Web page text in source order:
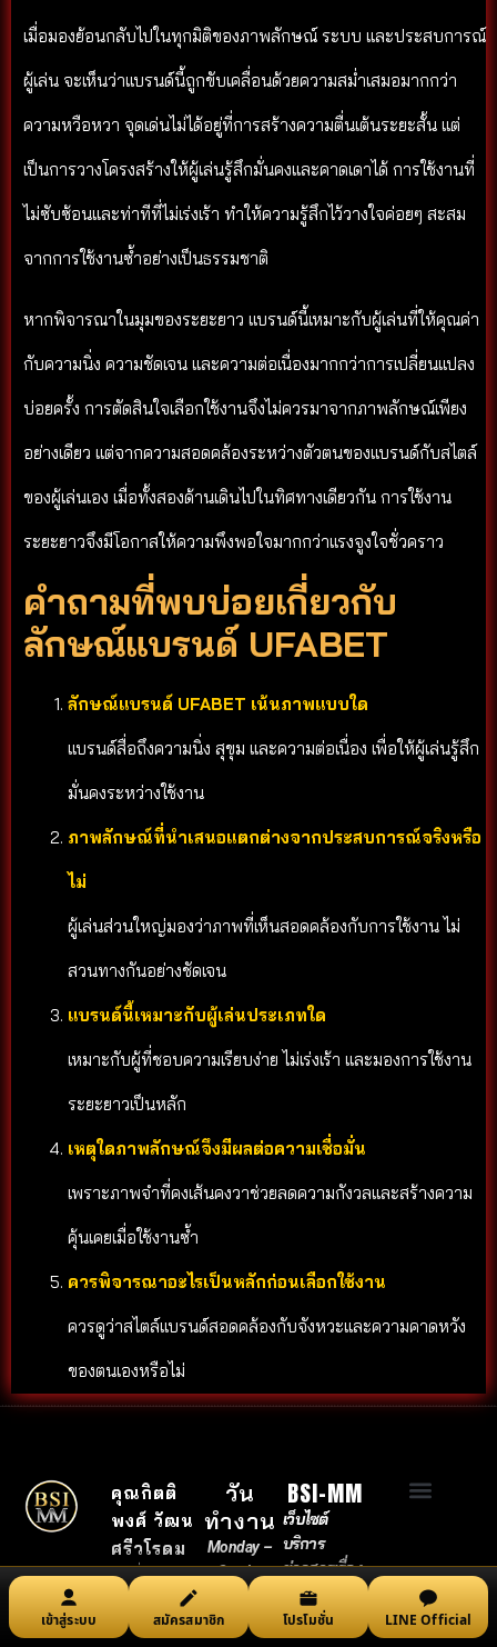
เมื่อมองย้อนกลับไปในทุกมิติของภาพลักษณ์ ระบบ และประสบการณ์
ผู้เล่น จะเห็นว่าแบรนด์นี้ถูกขับเคลื่อนด้วยความสม่ำเสมอมากกว่า
ความหวือหวา จุดเด่นไม่ได้อยู่ที่การสร้างความตื่นเต้นระยะสั้น แต่
เป็นการวางโครงสร้างให้ผู้เล่นรู้สึกมั่นคงและคาดเดาได้ การใช้งานที่
ไม่ซับซ้อนและท่าทีที่ไม่เร่งเร้า ทำให้ความรู้สึกไว้วางใจค่อยๆ สะสม
จากการใช้งานซ้ำอย่างเป็นธรรมชาติ
หากพิจารณาในมุมของระยะยาว แบรนด์นี้เหมาะกับผู้เล่นที่ให้คุณค่า
กับความนิ่ง ความชัดเจน และความต่อเนื่องมากกว่าการเปลี่ยนแปลง
บ่อยครั้ง การตัดสินใจเลือกใช้งานจึงไม่ควรมาจากภาพลักษณ์เพียง
อย่างเดียว แต่จากความสอดคล้องระหว่างตัวตนของแบรนด์กับสไตล์
ของผู้เล่นเอง เมื่อทั้งสองด้านเดินไปในทิศทางเดียวกัน การใช้งาน
ระยะยาวจึงมีโอกาสให้ความพึงพอใจมากกว่าแรงจูงใจชั่วคราว
คำถามที่พบบ่อยเกี่ยวกับ
ลักษณ์แบรนด์ UFABET
ลักษณ์แบรนด์ UFABET เน้นภาพแบบใด
แบรนด์สื่อถึงความนิ่ง สุขุม และความต่อเนื่อง เพื่อให้ผู้เล่นรู้สึก
มั่นคงระหว่างใช้งาน
ภาพลักษณ์ที่นำเสนอแตกต่างจากประสบการณ์จริงหรือ
ไม่
ผู้เล่นส่วนใหญ่มองว่าภาพที่เห็นสอดคล้องกับการใช้งาน ไม่
สวนทางกันอย่างชัดเจน
แบรนด์นี้เหมาะกับผู้เล่นประเภทใด
เหมาะกับผู้ที่ชอบความเรียบง่าย ไม่เร่งเร้า และมองการใช้งาน
ระยะยาวเป็นหลัก
เหตุใดภาพลักษณ์จึงมีผลต่อความเชื่อมั่น
เพราะภาพจำที่คงเส้นคงวาช่วยลดความกังวลและสร้างความ
คุ้นเคยเมื่อใช้งานซ้ำ
ควรพิจารณาอะไรเป็นหลักก่อนเลือกใช้งาน
ควรดูว่าสไตล์แบรนด์สอดคล้องกับจังหวะและความคาดหวัง
ของตนเองหรือไม่
คุณกิตติ
พงศ์ วัฒน
ศรีวโรดม
เลขที่42/19
ธนาเพลสชั้น
วัน
ทำงาน
Monday –
Sunday
09:00 am –
18:00 pm
BSI-MM
เว็บไซต์
บริการ
ข่าวสารเรื่อง
ของเว็บไซต์
พนันต่างของ
UFABET
เข้าสู่ระบบ สมัครสมาชิก โปรโมชั่น LINE Official